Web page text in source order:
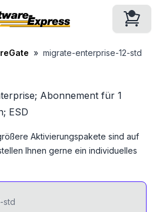
migrate-enterprise-12-std
Abonnement für 1
ESD
Aktivierungspakete sind auf
Ihnen gerne ein individuelles
std